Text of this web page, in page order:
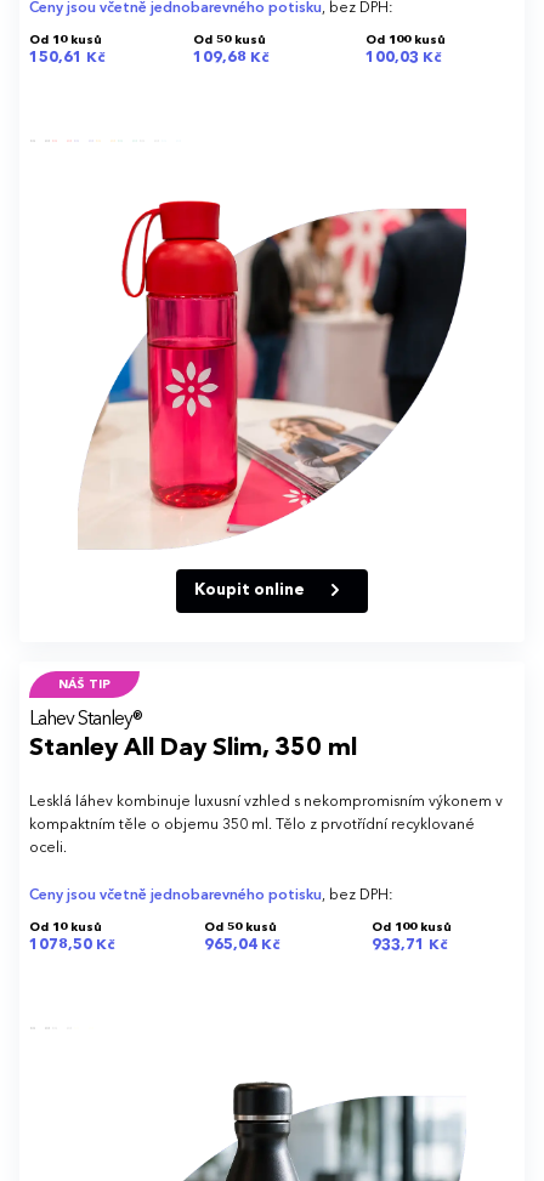
Ceny jsou včetně jednobarevného potisku, bez DPH:
Od 10 kusů
150,61 Kč
Od 50 kusů
109,68 Kč
Od 100 kusů
100,03 Kč
Koupit online
NÁŠ TIP
Lahev Stanley®
Stanley All Day Slim, 350 ml
Lesklá láhev kombinuje luxusní vzhled s nekompromisním výkonem v
kompaktním těle o objemu 350 ml. Tělo z prvotřídní recyklované
oceli.
Ceny jsou včetně jednobarevného potisku, bez DPH:
Od 10 kusů
1078,50 Kč
Od 50 kusů
965,04 Kč
Od 100 kusů
933,71 Kč